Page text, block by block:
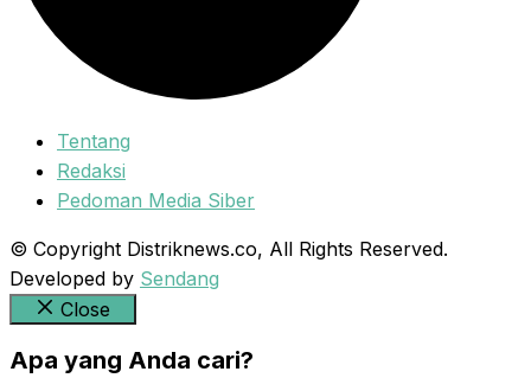
Tentang
Redaksi
Pedoman Media Siber
© Copyright Distriknews.co, All Rights Reserved.
Developed by Sendang
Close
Apa yang Anda cari?